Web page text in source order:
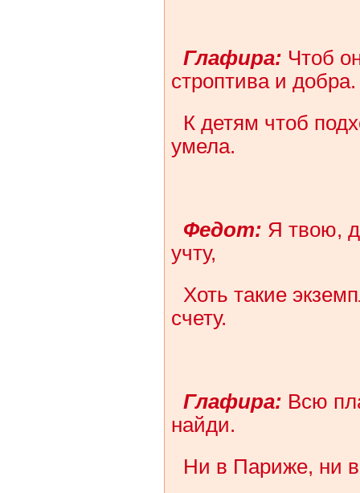
Глафира: Чтоб
строптива и добра.
К детям чтоб
умела.
Федот: Я твою,
учту,
Хоть такие
счету.
Глафира: Всю
найди.
Ни в Париже, ни